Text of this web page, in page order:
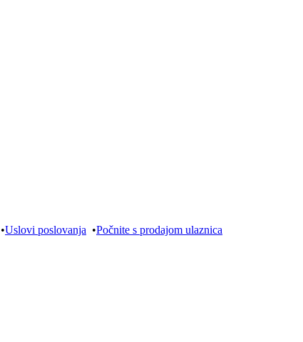
•Uslovi poslovanja •Počnite s prodajom ulaznica